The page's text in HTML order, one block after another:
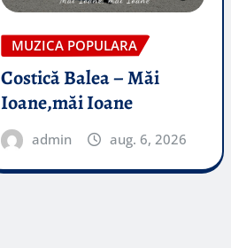
MUZICA POPULARA
Costică Balea – Măi
Ioane,măi Ioane
admin aug. 6, 2026